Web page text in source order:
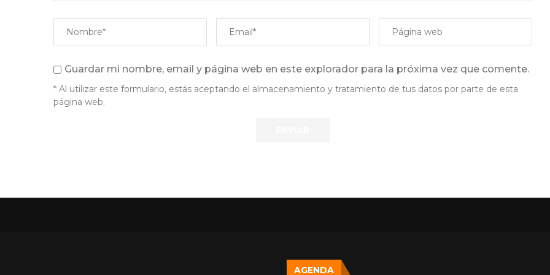
Guardar mi nombre, email y página web en este explorador para la próxima vez que comente.
* Al utilizar este formulario, estás aceptando el almacenamiento y tratamiento de tus datos por parte de esta
página web.
AGENDA